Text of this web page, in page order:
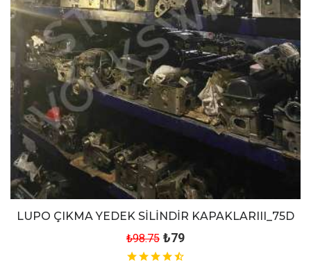
LUPO ÇIKMA YEDEK SİLİNDİR KAPAKLARIII_75D
₺98.75 ₺79